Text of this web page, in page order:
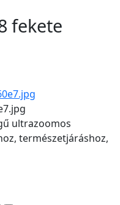
fekete
ultrazoomos
természetjáráshoz,